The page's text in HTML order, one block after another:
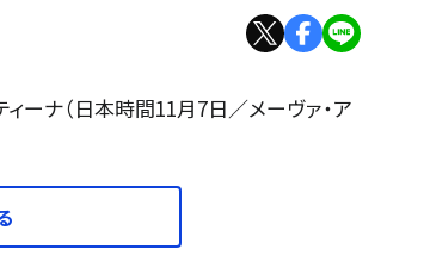
ィーナ（日本時間11月7日／メーヴァ・ア